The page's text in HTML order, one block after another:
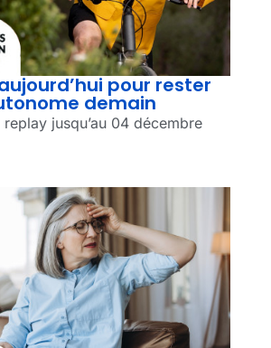
pour rester
demain
jusqu’au 04 décembre